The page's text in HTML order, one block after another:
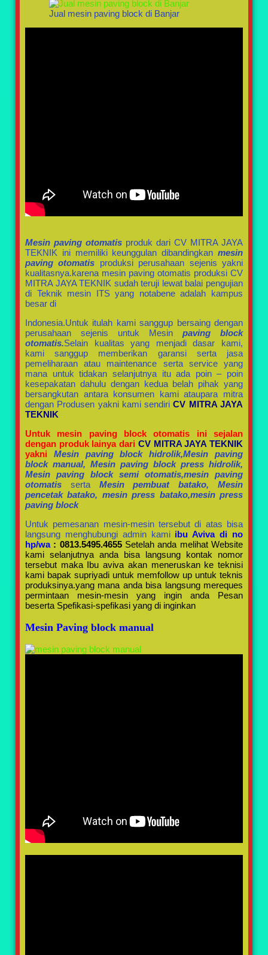
Jual mesin paving block di Banjar
Mesin paving otomatis produk dari CV MITRA JAYA
TEKNIK ini memiliki keunggulan dibandingkan mesin
paving otomatis produksi perusahaan sejenis yakni
kualitasnya.karena mesin paving otomatis produksi CV
MITRA JAYA TEKNIK sudah teruji lewat balai pengujian
di Teknik mesin ITS yang notabene adalah kampus
besar di
Indonesia.Untuk itulah kami sanggup bersaing dengan
perusahaan sejenis untuk Mesin paving block
otomatis.Selain kualitas yang menjadi dasar kami,
kami sanggup memberikan garansi serta jasa
pemeliharaan atau maintenance serta service yang
mana untuk tidakan selanjutnya itu ada poin – poin
kesepakatan dahulu dengan kedua belah pihak yang
bersangkutan antara konsumen kami ataupara mitra
dengan Produsen yakni kami sendiriCV MITRA JAYA
TEKNIK
Untuk mesin paving block otomatis ini sejalan
dengan produk lainya dari CV MITRA JAYA TEKNIK
yakni
Mesin paving block hidrolik,Mesin paving
block manual, Mesin paving block press hidrolik,
Mesin paving block semi otomatis,mesin paving
otomatis serta Mesin pembuat batako, Mesin
pencetak batako, mesin press batako,mesin press
paving block
Untuk pemesanan mesin-mesin tersebut di atas bisa
langsung menghubungi admin kami ibu Aviva di no
hp/wa : 0813.5495.4655Setelah anda melihat Website
kami selanjutnya anda bisa langsung kontak nomor
tersebut maka Ibu aviva akan meneruskan ke teknisi
kami bapak supriyadi untuk memfollow up untuk teknis
produksinya.yang mana anda bisa langsung mereques
permintaan mesin-mesin yang ingin anda Pesan
beserta Spefikasi-spefikasi yang di inginkan
Mesin Paving block manual